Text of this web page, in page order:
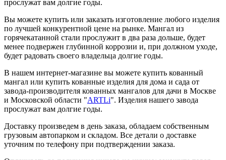
прослужат вам долгие годы.
Вы можете купить или заказать изготовление любого изделия
по лучшей конкурентной цене на рынке. Мангал из
горячекатанной стали прослужит в два раза дольше, будет
менее подвержен глубинной коррозии и, при должном уходе,
будет радовать своего владельца долгие годы.
В нашем интернет-магазине вы можете купить кованный
мангал или купить кованные изделия для дома и сада от
завода-производителя кованных мангалов для дачи в Москве
и Московской области "ARTLi". Изделия нашего завода
прослужат вам долгие годы.
Доставку произведем в день заказа, обладаем собственным
грузовым автопарком и складом. Все детали о доставке
уточним по телефону при подтверждении заказа.